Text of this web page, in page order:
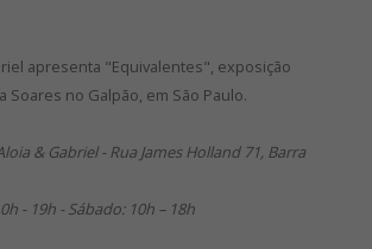
apresenta "Equivalentes", exposição
Soares no Galpão, em São Paulo.
& Gabriel - Rua James Holland 71, Barra
- 19h - Sábado: 10h – 18h